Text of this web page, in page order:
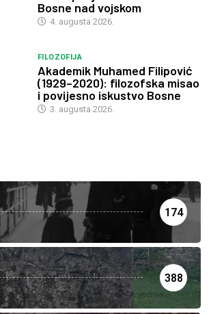
Bosne nad vojskom
4. augusta 2026.
FILOZOFIJA
Akademik Muhamed Filipović
(1929–2020): filozofska misao
i povijesno iskustvo Bosne
3. augusta 2026.
174
388